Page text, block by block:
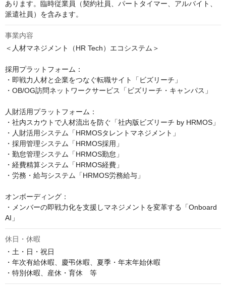
あります。臨時従業員（契約社員、パートタイマー、アルバイト、
派遣社員）を含みます。
事業内容
＜人材マネジメント（HR Tech）エコシステム＞
採用プラットフォーム：
・即戦力人材と企業をつなぐ転職サイト「ビズリーチ」
・OB/OG訪問ネットワークサービス「ビズリーチ・キャンパス」
人財活用プラットフォーム：
・社内スカウトで人材流出を防ぐ「社内版ビズリーチ by HRMOS」
・人財活用システム「HRMOSタレントマネジメント」
・採用管理システム「HRMOS採用」
・勤怠管理システム「HRMOS勤怠」
・経費精算システム「HRMOS経費」
・労務・給与システム「HRMOS労務給与」
オンボーディング：
・メンバーの即戦力化を支援しマネジメントを変革する「Onboard
AI」
休日・休暇
・土・日・祝日
・年次有給休暇、慶弔休暇、夏季・年末年始休暇
・特別休暇、産休・育休　等